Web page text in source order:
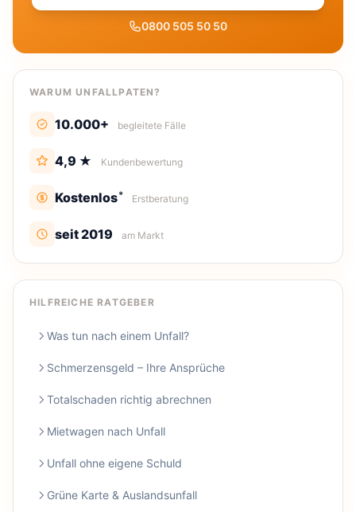
0800 505 50 50
WARUM UNFALLPATEN?
10.000+ begleitete Fälle
4,9 ★ Kundenbewertung
Kostenlos* Erstberatung
seit 2019 am Markt
HILFREICHE RATGEBER
Was tun nach einem Unfall?
Schmerzensgeld – Ihre Ansprüche
Totalschaden richtig abrechnen
Mietwagen nach Unfall
Unfall ohne eigene Schuld
Grüne Karte & Auslandsunfall